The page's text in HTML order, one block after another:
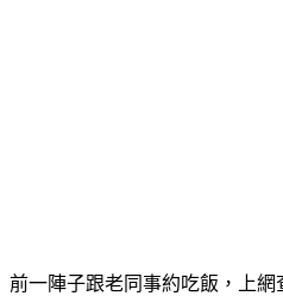
前一陣子跟老同事約吃飯，上